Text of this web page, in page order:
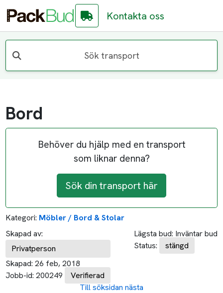
Kontakta oss
Sök transport
Bord
Behöver du hjälp med en transport
som liknar denna?
Sök din transport här
Kategori: Möbler / Bord & Stolar
Skapad av:
Privatperson
Skapad: 26 feb, 2018
Jobb-id: 200249 Verifierad
Lägsta bud: Inväntar bud
Status:
stängd
Till söksidan nästa